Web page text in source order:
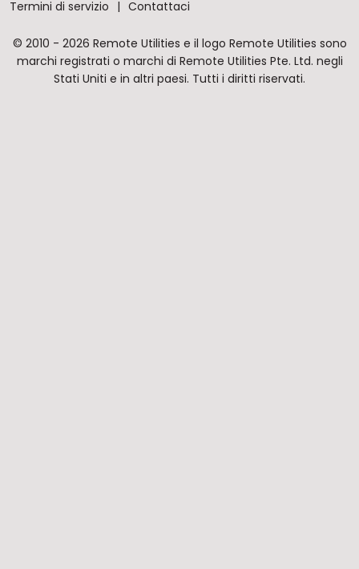
Termini di servizio
Contattaci
© 2010 - 2026 Remote Utilities e il logo Remote Utilities sono
marchi registrati o marchi di Remote Utilities Pte. Ltd. negli
Stati Uniti e in altri paesi. Tutti i diritti riservati.